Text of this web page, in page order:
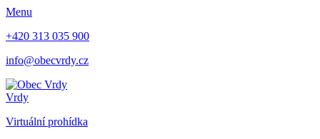
Menu
+420 313 035 900
info@obecvrdy.cz
Vrdy
Virtuální prohídka